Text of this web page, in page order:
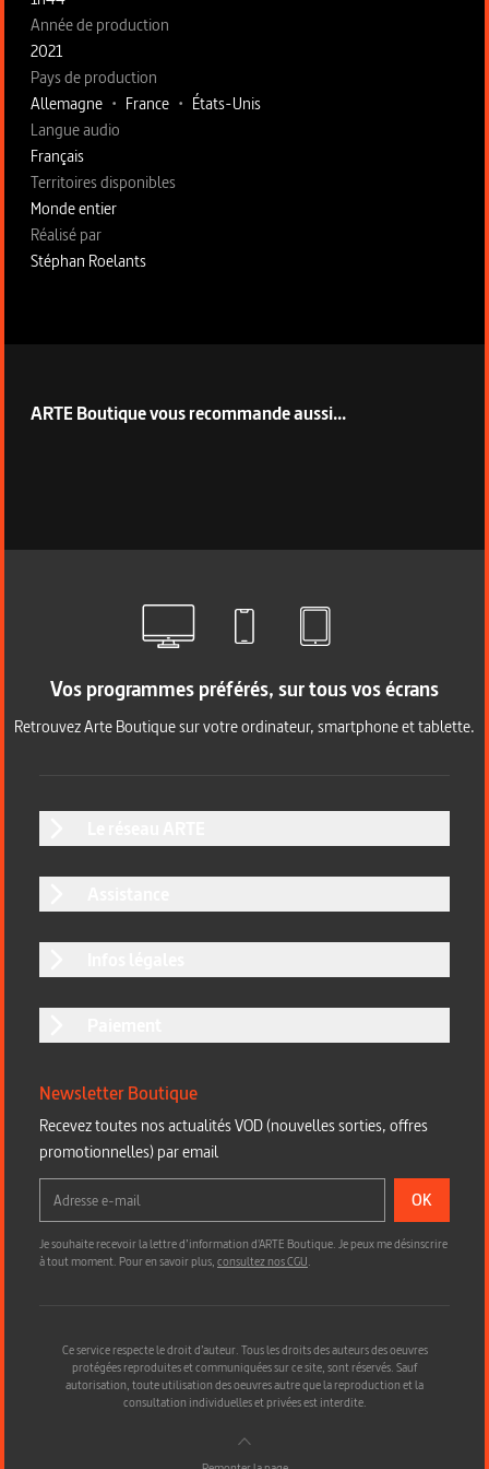
Année de production
2021
Pays de production
Allemagne • France • États-Unis
Langue audio
Français
Territoires disponibles
Monde entier
Fiche technique section droite
Réalisé par
Stéphan Roelants
ARTE Boutique vous recommande aussi...
Vos programmes préférés, sur tous vos écrans
Retrouvez Arte Boutique sur votre ordinateur, smartphone et tablette.
Newsletter Boutique
Recevez toutes nos actualités VOD (nouvelles sorties, offres
promotionnelles) par email
OK
Je souhaite recevoir la lettre d’information d'ARTE Boutique. Je peux me désinscrire
à tout moment. Pour en savoir plus,consultez nos CGU.
Ce service respecte le droit d’auteur. Tous les droits des auteurs des oeuvres
protégées reproduites et communiquées sur ce site, sont réservés. Sauf
autorisation, toute utilisation des oeuvres autre que la reproduction et la
consultation individuelles et privées est interdite.